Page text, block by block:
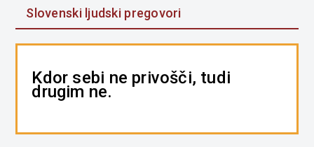
Slovenski ljudski pregovori
Kdor sebi ne privošči, tudi
drugim ne.